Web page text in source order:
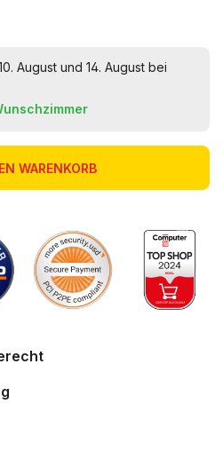
August und 14. August bei
WARENKORB